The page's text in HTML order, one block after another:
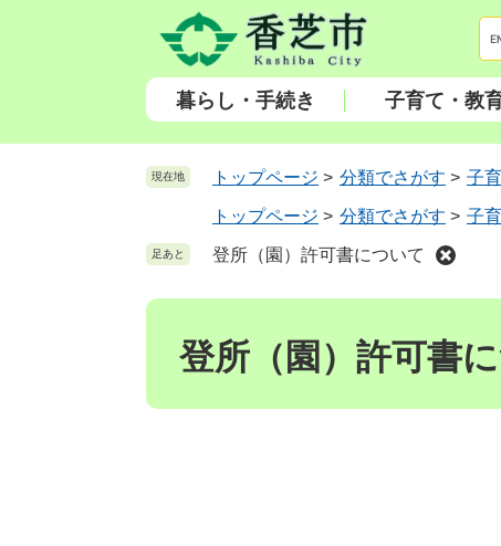
頭
飛
ー
ワ
ー
索
暮らし・手続き 子育て・教
現在地 トップページ > 分類でさがす > 子
トップページ > 分類でさがす > 子
足あと 登所（園）許可書について
本
登所（園）許可書